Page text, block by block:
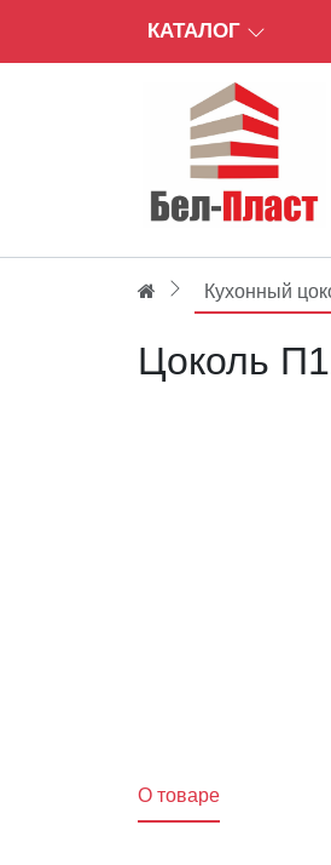
КАТАЛОГ
Кухонный
Цоколь
O товаре